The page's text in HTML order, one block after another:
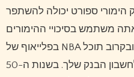
ספורט יכולה להשתפר
משתמש בסיכויי ההימורים
בפלייאוף של NBA לטובתה.התעדכן לגבי מידע זה ובקרוב תוכל
להוסיף סכומי כסף גדולים לחשבון הבנק שלך. בשנות ה-50